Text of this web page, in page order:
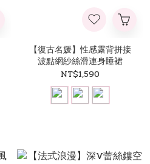
【復古名媛】性感露背拼接
波點網紗絲滑連身睡裙
NT$1,590